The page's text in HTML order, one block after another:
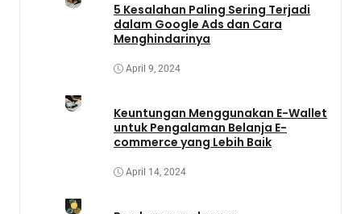
5 Kesalahan Paling Sering Terjadi
dalam Google Ads dan Cara
Menghindarinya
April 9, 2024
Keuntungan Menggunakan E-Wallet
untuk Pengalaman Belanja E-
commerce yang Lebih Baik
April 14, 2024